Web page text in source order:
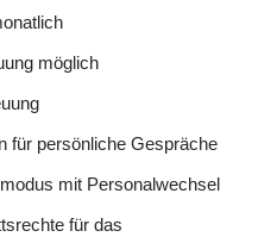
möglich
für persönliche Gespräche
mit Personalwechsel
für das